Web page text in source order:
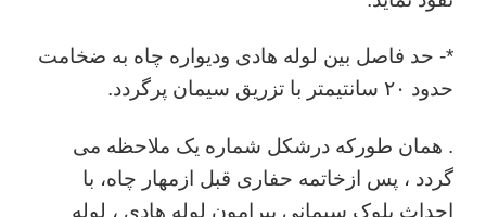
*- حد فاصل بین لوله هادی ودیواره چاه به ضخامت
حدود ۲۰ سانتیمتر با تزریق سیمان پرگردد.
. همان طورکه درشکل شماره یک ملاحظه می
گردد ، پس ازخاتمه حفاری قبل ازمهار چاه، با
احداث بلوک سیمانی پیرامون لوله هادی ، لوله